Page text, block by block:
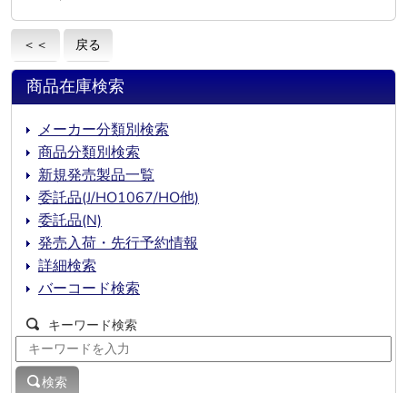
＜＜ 戻る
商品在庫検索
メーカー分類別検索
商品分類別検索
新規発売製品一覧
委託品(J/HO1067/HO他)
委託品(N)
発売入荷・先行予約情報
詳細検索
バーコード検索
キーワード検索
検索